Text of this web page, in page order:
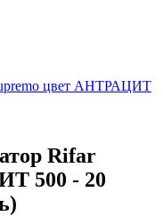
Rifar
500 - 20